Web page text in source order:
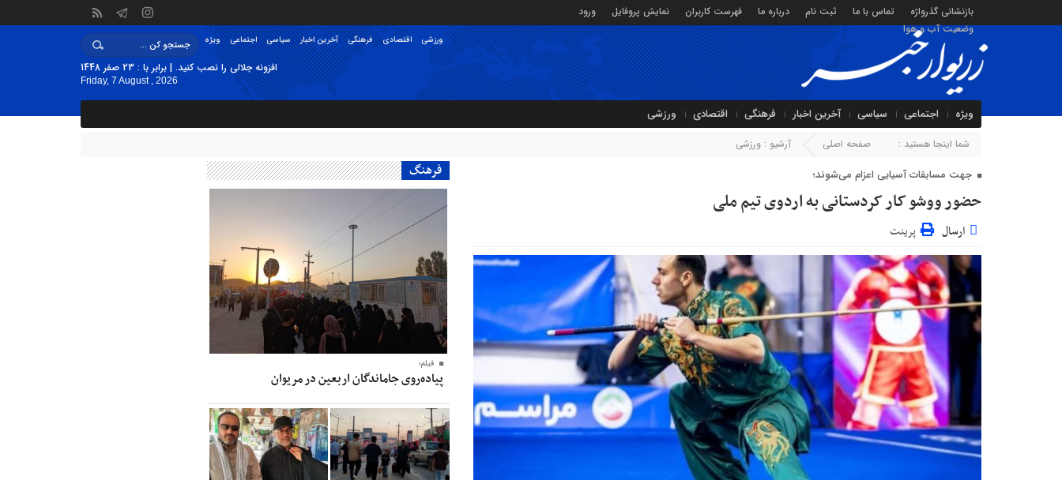
بازنشانی گذرواژه تماس با ما ثبت نام درباره ما فهرست کاربران نمایش پروفایل
ورود
وضعیت آب و هوا
ویژه اجتماعی سیاسی آخرین اخبار فرهنگی اقتصادی ورزشی
افزونه جلالی را نصب کنید. | برابر با : 23 صفر 1448
Friday, 7 August , 2026
ویژه اجتماعی سیاسی آخرین اخبار فرهنگی اقتصادی ورزشی
شما اینجا هستید : صفحه اصلی آرشیو : ورزشی
جهت مسابقات آسیایی اعزام می‌شوند؛
حضور ووشو کار کردستانی به اردوی تیم ملی
ارسال پرینت
فرهنگ
فیلم؛
پیاده‌روی جاماندگان اربعین در مریوان